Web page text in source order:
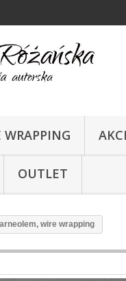
WRAPPING
OUTLET
wire wrapping